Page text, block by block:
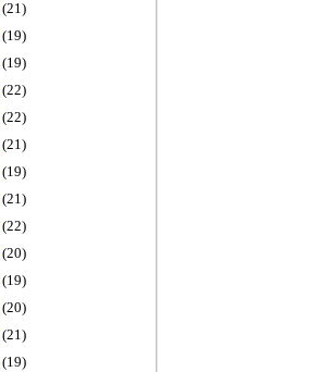
(21)
(19)
(19)
(22)
(22)
(21)
(19)
(21)
(22)
(20)
(19)
(20)
(21)
(19)